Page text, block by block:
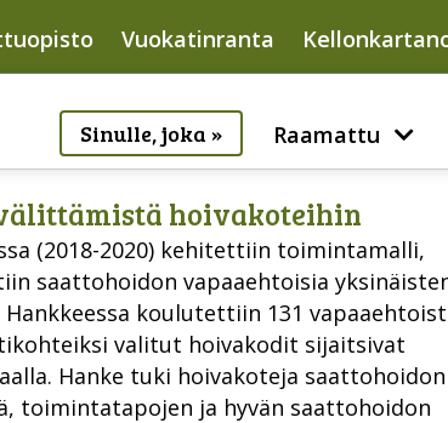
Vuokatinranta
Sinulle, joka » Raamattu
hoivakoteihin
(2018-2020) kehitettiin toimintamalli,
saattohoidon vapaaehtoisia
koulutettiin 131
valitut hoivakodit sijaitsivat
Hanke tuki hoivakoteja saattohoidon
toimintatapojen ja hyvän saattohoidon